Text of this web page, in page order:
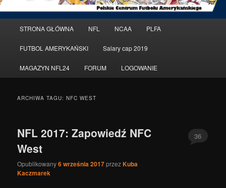
główne
Przeskocz
do
tekstu
Przeskocz
do
widgetów
STRONA GŁÓWNA NFL NCAA PLFA
FUTBOL AMERYKAŃSKI Salary cap 2019
MAGAZYN NFL24 FORUM LOGOWANIE
ARCHIWA TAGU:NFC WEST
NFL 2017: Zapowiedź NFC
West
Opublikowany6 września 2017przezKuba
Kaczmarek
36